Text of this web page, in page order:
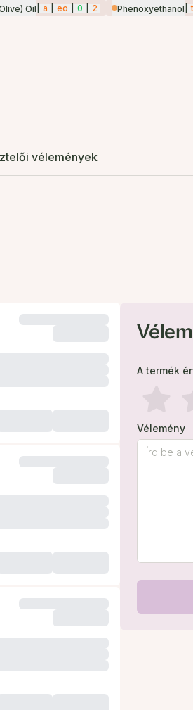
Oil a eo 0 2 Phenoxyethanol
vélemények
A termék
Vélemény